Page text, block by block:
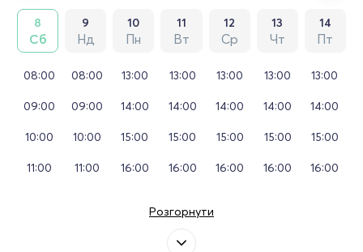
8
Сб
9
Нд
10
Пн
11
Вт
12
Ср
13
Чт
14
Пт
08:00
09:00
10:00
11:00
08:00
09:00
10:00
11:00
13:00
14:00
15:00
16:00
13:00
14:00
15:00
16:00
13:00
14:00
15:00
16:00
13:00
14:00
15:00
16:00
13:00
14:00
15:00
16:00
Розгорнути